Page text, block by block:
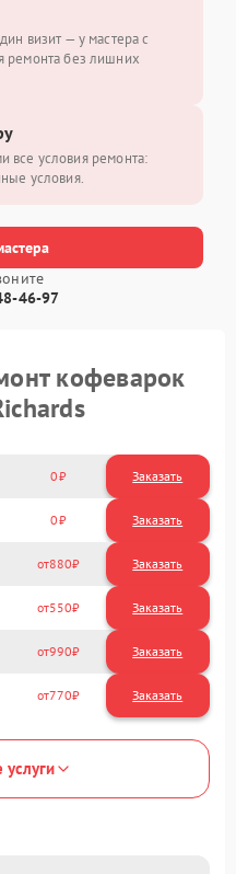
46-97
визит — у мастера с
ремонта без лишних
все условия ремонта:
условия.
кофеварок
0 Заказать
0 Заказать
880
550
990
770
услуги